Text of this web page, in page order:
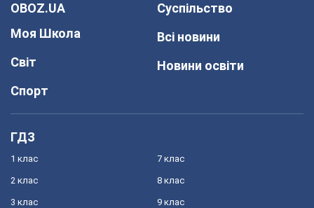
OBOZ.UA
Моя Школа
Світ
Спорт
Суспільство
Всі новини
Новини освіти
ГДЗ
1 клас
2 клас
3 клас
7 клас
8 клас
9 клас